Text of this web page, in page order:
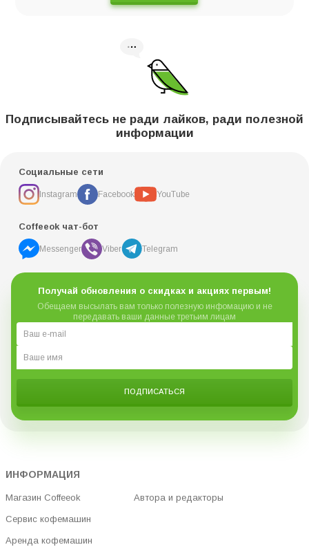
Подписывайтесь не ради лайков, ради полезной
информации
Социальные сети
Instagram Facebook YouTube
Coffeeok чат-бот
Messenger Viber Telegram
Получай обновления о скидках и акциях первым!
Обещаем высылать вам только полезную инфомацию и не
передавать ваши данные третьим лицам
ПОДПИСАТЬСЯ
ИНФОРМАЦИЯ
Магазин Coffeeok
Сервис кофемашин
Аренда кофемашин
Автора и редакторы